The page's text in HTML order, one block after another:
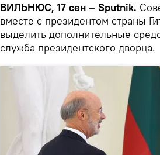
ВИЛЬНЮС, 17 сен – Sputnik.
вместе с президентом страны
выделить дополнительные
служба президентского дворца.